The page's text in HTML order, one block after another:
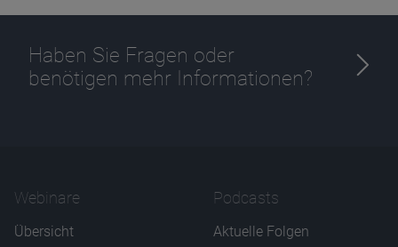
Haben Sie Fragen oder
benötigen mehr Informationen?
Webinare
Übersicht
Podcasts
Aktuelle Folgen